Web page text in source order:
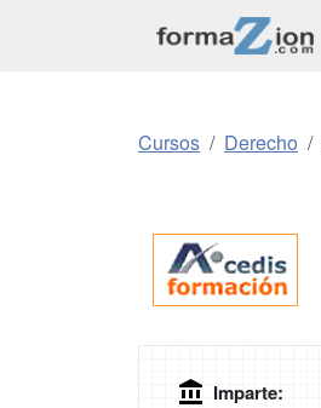
Cursos Derecho
Imparte: